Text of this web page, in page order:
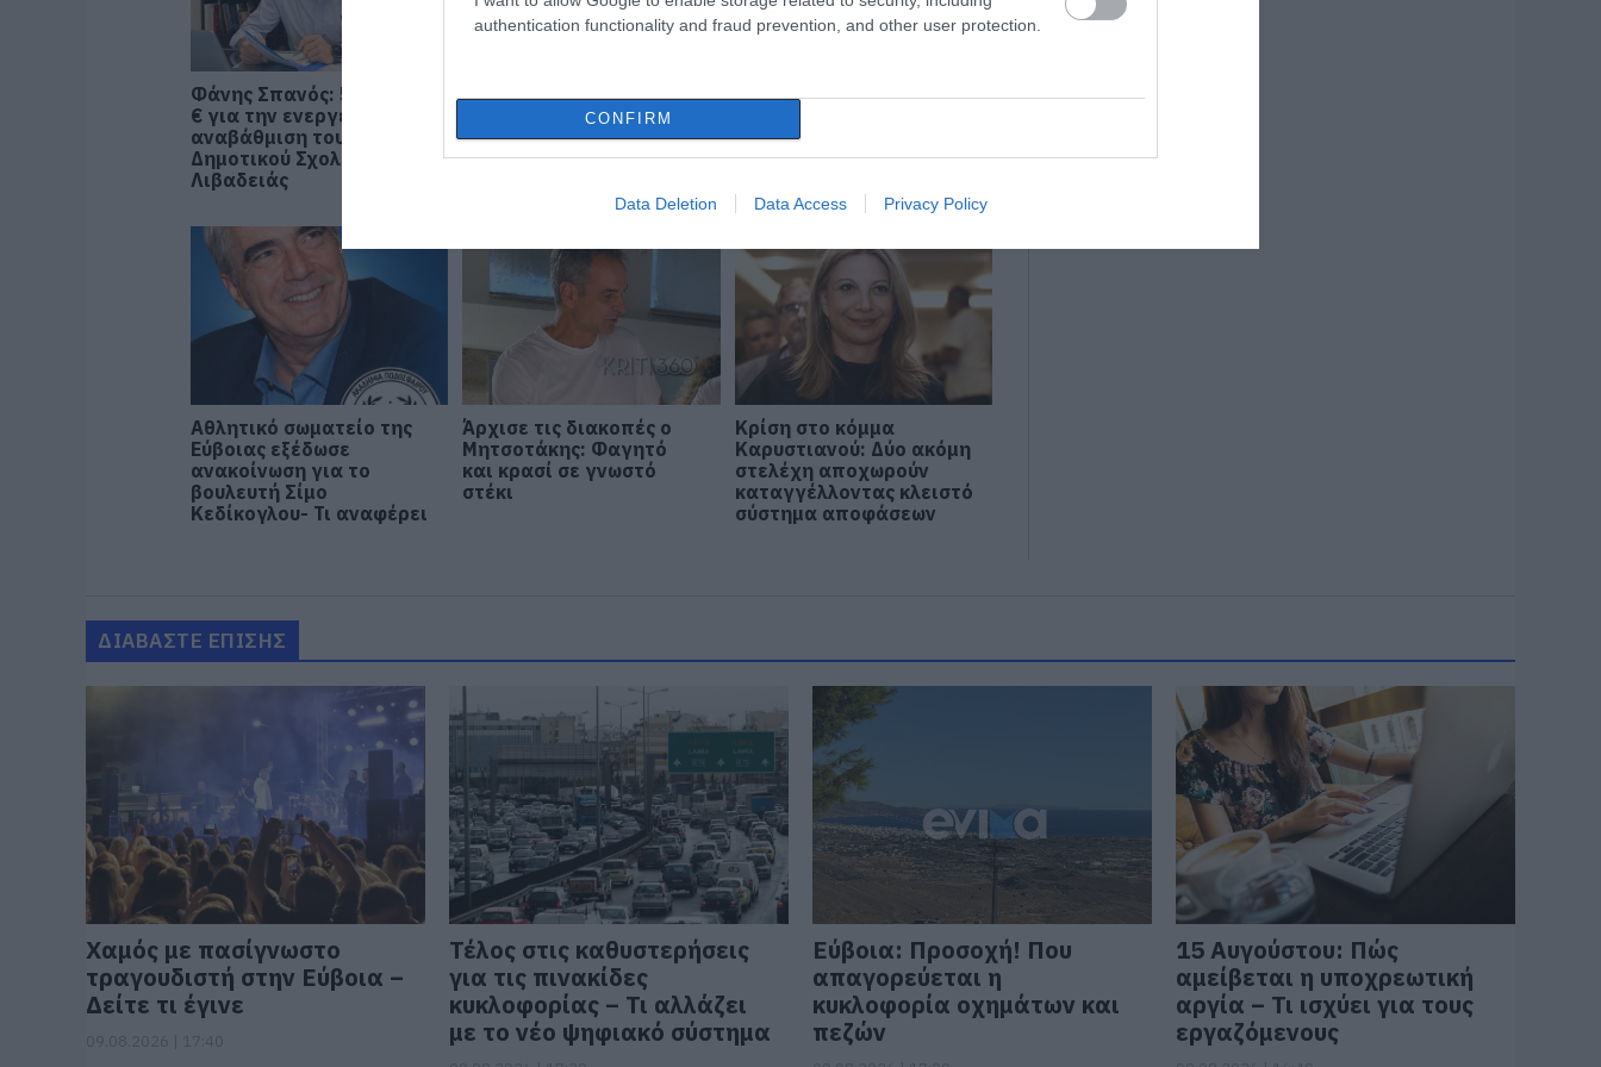
authentication functionality and fraud prevention, and other user protection.
CONFIRM
Data Deletion Data Access Privacy Policy
Φάνης Σπανός: 500.000
€ για την ενεργειακή
αναβάθμιση του 4ου
Δημοτικού Σχολείου
Λιβαδειάς
Ο Αλέξης Τσίπρας
παρουσιάζει το
οικονομικό πρόγραμμα
της ΕΛ.Α.Σ. στη
Σε πελάγη ευτυχίας
Εύβοια! Έγινε για τρίτη
φορά παππούς!
Αθλητικό σωματείο της
Εύβοιας εξέδωσε
ανακοίνωση για το
βουλευτή Σίμο
Κεδίκογλου- Τι αναφέρει
Άρχισε τις διακοπές ο
Μητσοτάκης: Φαγητό
και κρασί σε γνωστό
στέκι
Κρίση στο κόμμα
Καρυστιανού: Δύο ακόμη
στελέχη αποχωρούν
καταγγέλλοντας κλειστό
σύστημα αποφάσεων
ΔΙΑΒΑΣΤΕ ΕΠΙΣΗΣ
Χαμός με πασίγνωστο
τραγουδιστή στην Εύβοια –
Δείτε τι έγινε
Τέλος στις καθυστερήσεις
για τις πινακίδες
κυκλοφορίας – Τι αλλάζει
με το νέο ψηφιακό σύστημα
Εύβοια: Προσοχή! Που
απαγορεύεται η
κυκλοφορία οχημάτων και
πεζών
15 Αυγούστου: Πώς
αμείβεται η υποχρεωτική
αργία – Τι ισχύει για τους
εργαζόμενους